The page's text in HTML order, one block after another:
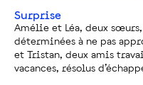
Surprise
Amélie et Léa, deux
déterminées à ne pas
et Tristan, deux amis
vacances, résolus